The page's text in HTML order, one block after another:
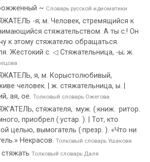
~ Словарь русской идиоматики
-я; м. Человек, стремящийся к
стяжательством. А ты с.! Он
к этому стяжателю обращаться.
Жестокий с. ◁ Стяжательница, -ы; ж.
я, м. Корыстолюбивый,
человек. | ж. стяжательница, ы. |
ая, ое. Толковый словарь Ожегова
стяжателя, ·муж. (·книж. ·ритор.
приобрел (·устар. ). | Тот, кто
целью, вымогатель (·презр. ). «Что ни
Некрасов. Толковый словарь Ушакова
Толковый словарь Даля